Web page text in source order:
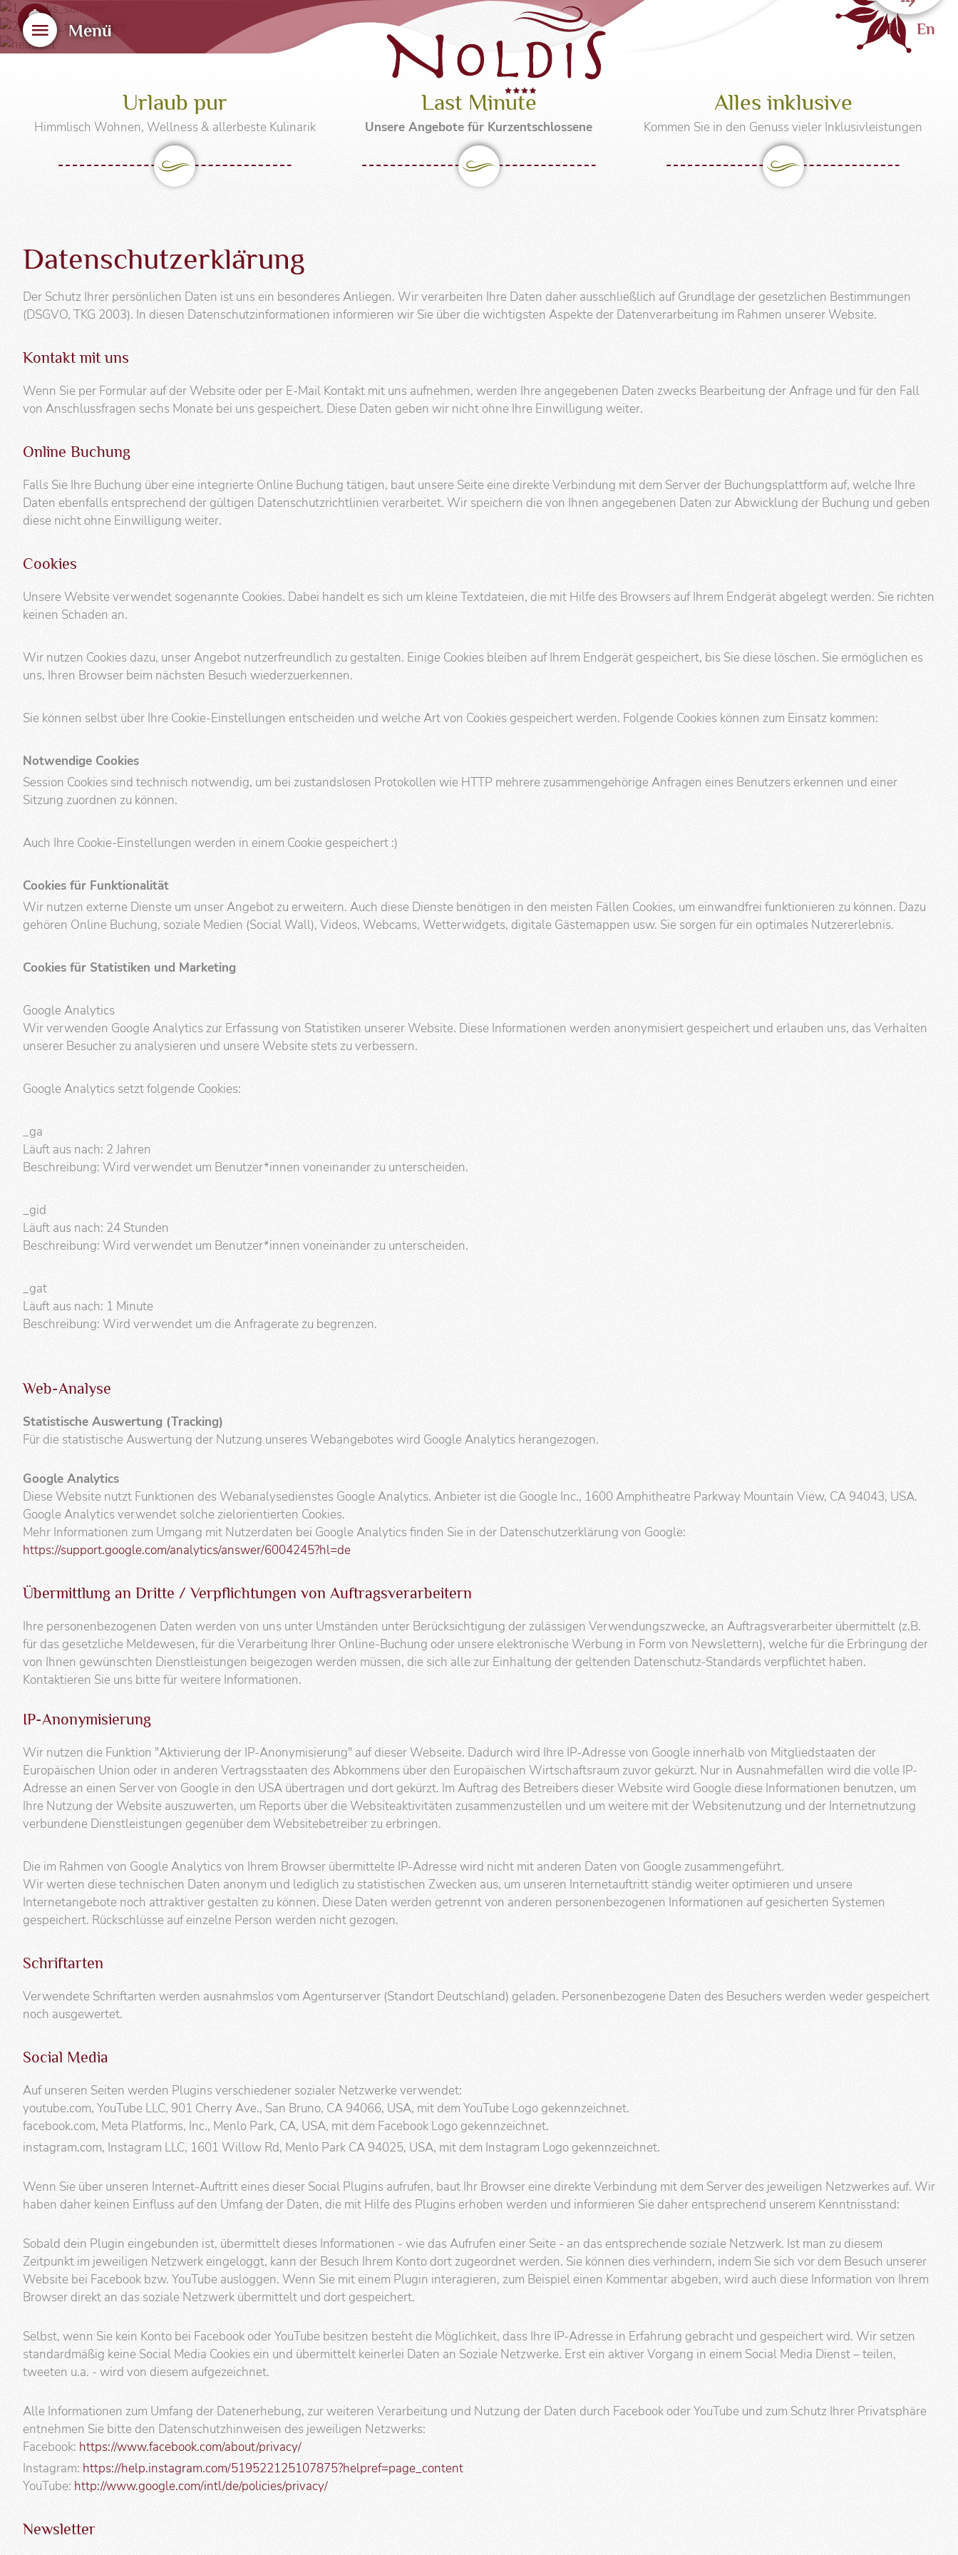
Menü De En
Wellness & Wohlfühlen
Familienextras
Wohnen & Preise
Familienzimmer
Last Minute
BikeSpezialist
Rad- & Bikeunterkunft
Touren & Trails
Super. Sommer. Card
Familienurlaub
Wanderurlaub
WinterZauber
Familienwinter
Sicher urlauben
Urlaub pur
Himmlisch Wohnen, Wellness & allerbeste Kulinarik
Last Minute
Unsere Angebote für Kurzentschlossene
Alles inklusive
Kommen Sie in den Genuss vieler Inklusivleistungen
Datenschutzerklärung
Der Schutz Ihrer persönlichen Daten ist uns ein besonderes Anliegen. Wir verarbeiten Ihre Daten daher ausschließlich auf Grundlage der gesetzlichen Bestimmungen
(DSGVO, TKG 2003). In diesen Datenschutzinformationen informieren wir Sie über die wichtigsten Aspekte der Datenverarbeitung im Rahmen unserer Website.
Kontakt mit uns
Wenn Sie per Formular auf der Website oder per E-Mail Kontakt mit uns aufnehmen, werden Ihre angegebenen Daten zwecks Bearbeitung der Anfrage und für den Fall
von Anschlussfragen sechs Monate bei uns gespeichert. Diese Daten geben wir nicht ohne Ihre Einwilligung weiter.
Online Buchung
Falls Sie Ihre Buchung über eine integrierte Online Buchung tätigen, baut unsere Seite eine direkte Verbindung mit dem Server der Buchungsplattform auf, welche Ihre
Daten ebenfalls entsprechend der gültigen Datenschutzrichtlinien verarbeitet. Wir speichern die von Ihnen angegebenen Daten zur Abwicklung der Buchung und geben
diese nicht ohne Einwilligung weiter.
Cookies
Unsere Website verwendet sogenannte Cookies. Dabei handelt es sich um kleine Textdateien, die mit Hilfe des Browsers auf Ihrem Endgerät abgelegt werden. Sie richten
keinen Schaden an.
Wir nutzen Cookies dazu, unser Angebot nutzerfreundlich zu gestalten. Einige Cookies bleiben auf Ihrem Endgerät gespeichert, bis Sie diese löschen. Sie ermöglichen es
uns, Ihren Browser beim nächsten Besuch wiederzuerkennen.
Sie können selbst über Ihre Cookie-Einstellungen entscheiden und welche Art von Cookies gespeichert werden. Folgende Cookies können zum Einsatz kommen:
Notwendige Cookies
Session Cookies sind technisch notwendig, um bei zustandslosen Protokollen wie HTTP mehrere zusammengehörige Anfragen eines Benutzers erkennen und einer
Sitzung zuordnen zu können.
Auch Ihre Cookie-Einstellungen werden in einem Cookie gespeichert :)
Cookies für Funktionalität
Wir nutzen externe Dienste um unser Angebot zu erweitern. Auch diese Dienste benötigen in den meisten Fällen Cookies, um einwandfrei funktionieren zu können. Dazu
gehören Online Buchung, soziale Medien (Social Wall), Videos, Webcams, Wetterwidgets, digitale Gästemappen usw. Sie sorgen für ein optimales Nutzererlebnis.
Cookies für Statistiken und Marketing
Google Analytics
Wir verwenden Google Analytics zur Erfassung von Statistiken unserer Website. Diese Informationen werden anonymisiert gespeichert und erlauben uns, das Verhalten
unserer Besucher zu analysieren und unsere Website stets zu verbessern.
Google Analytics setzt folgende Cookies:
_ga
Läuft aus nach: 2 Jahren
Beschreibung: Wird verwendet um Benutzer*innen voneinander zu unterscheiden.
_gid
Läuft aus nach: 24 Stunden
Beschreibung: Wird verwendet um Benutzer*innen voneinander zu unterscheiden.
_gat
Läuft aus nach: 1 Minute
Beschreibung: Wird verwendet um die Anfragerate zu begrenzen.
Web-Analyse
Statistische Auswertung (Tracking)
Für die statistische Auswertung der Nutzung unseres Webangebotes wird Google Analytics herangezogen.
Google Analytics
Diese Website nutzt Funktionen des Webanalysedienstes Google Analytics. Anbieter ist die Google Inc., 1600 Amphitheatre Parkway Mountain View, CA 94043, USA.
Google Analytics verwendet solche zielorientierten Cookies.
Mehr Informationen zum Umgang mit Nutzerdaten bei Google Analytics finden Sie in der Datenschutzerklärung von Google:
https://support.google.com/analytics/answer/6004245?hl=de
Übermittlung an Dritte / Verpflichtungen von Auftragsverarbeitern
Ihre personenbezogenen Daten werden von uns unter Umständen unter Berücksichtigung der zulässigen Verwendungszwecke, an Auftragsverarbeiter übermittelt (z.B.
für das gesetzliche Meldewesen, für die Verarbeitung Ihrer Online-Buchung oder unsere elektronische Werbung in Form von Newslettern), welche für die Erbringung der
von Ihnen gewünschten Dienstleistungen beigezogen werden müssen, die sich alle zur Einhaltung der geltenden Datenschutz-Standards verpflichtet haben.
Kontaktieren Sie uns bitte für weitere Informationen.
IP-Anonymisierung
Wir nutzen die Funktion "Aktivierung der IP-Anonymisierung" auf dieser Webseite. Dadurch wird Ihre IP-Adresse von Google innerhalb von Mitgliedstaaten der
Europäischen Union oder in anderen Vertragsstaaten des Abkommens über den Europäischen Wirtschaftsraum zuvor gekürzt. Nur in Ausnahmefällen wird die volle IP-
Adresse an einen Server von Google in den USA übertragen und dort gekürzt. Im Auftrag des Betreibers dieser Website wird Google diese Informationen benutzen, um
Ihre Nutzung der Website auszuwerten, um Reports über die Websiteaktivitäten zusammenzustellen und um weitere mit der Websitenutzung und der Internetnutzung
verbundene Dienstleistungen gegenüber dem Websitebetreiber zu erbringen.
Die im Rahmen von Google Analytics von Ihrem Browser übermittelte IP-Adresse wird nicht mit anderen Daten von Google zusammengeführt.
Wir werten diese technischen Daten anonym und lediglich zu statistischen Zwecken aus, um unseren Internetauftritt ständig weiter optimieren und unsere
Internetangebote noch attraktiver gestalten zu können. Diese Daten werden getrennt von anderen personenbezogenen Informationen auf gesicherten Systemen
gespeichert. Rückschlüsse auf einzelne Person werden nicht gezogen.
Schriftarten
Verwendete Schriftarten werden ausnahmslos vom Agenturserver (Standort Deutschland) geladen. Personenbezogene Daten des Besuchers werden weder gespeichert
noch ausgewertet.
Social Media
Auf unseren Seiten werden Plugins verschiedener sozialer Netzwerke verwendet:
youtube.com, YouTube LLC, 901 Cherry Ave., San Bruno, CA 94066, USA, mit dem YouTube Logo gekennzeichnet.
facebook.com, Meta Platforms, Inc., Menlo Park, CA, USA, mit dem Facebook Logo gekennzeichnet.
instagram.com, Instagram LLC, 1601 Willow Rd, Menlo Park CA 94025, USA, mit dem Instagram Logo gekennzeichnet.
Wenn Sie über unseren Internet-Auftritt eines dieser Social Plugins aufrufen, baut Ihr Browser eine direkte Verbindung mit dem Server des jeweiligen Netzwerkes auf. Wir
haben daher keinen Einfluss auf den Umfang der Daten, die mit Hilfe des Plugins erhoben werden und informieren Sie daher entsprechend unserem Kenntnisstand:
Sobald dein Plugin eingebunden ist, übermittelt dieses Informationen - wie das Aufrufen einer Seite - an das entsprechende soziale Netzwerk. Ist man zu diesem
Zeitpunkt im jeweiligen Netzwerk eingeloggt, kann der Besuch Ihrem Konto dort zugeordnet werden. Sie können dies verhindern, indem Sie sich vor dem Besuch unserer
Website bei Facebook bzw. YouTube ausloggen. Wenn Sie mit einem Plugin interagieren, zum Beispiel einen Kommentar abgeben, wird auch diese Information von Ihrem
Browser direkt an das soziale Netzwerk übermittelt und dort gespeichert.
Selbst, wenn Sie kein Konto bei Facebook oder YouTube besitzen besteht die Möglichkeit, dass Ihre IP-Adresse in Erfahrung gebracht und gespeichert wird. Wir setzen
standardmäßig keine Social Media Cookies ein und übermittelt keinerlei Daten an Soziale Netzwerke. Erst ein aktiver Vorgang in einem Social Media Dienst – teilen,
tweeten u.a. - wird von diesem aufgezeichnet.
Alle Informationen zum Umfang der Datenerhebung, zur weiteren Verarbeitung und Nutzung der Daten durch Facebook oder YouTube und zum Schutz Ihrer Privatsphäre
entnehmen Sie bitte den Datenschutzhinweisen des jeweiligen Netzwerks:
Facebook: https://www.facebook.com/about/privacy/
Instagram: https://help.instagram.com/519522125107875?helpref=page_content
YouTube: http://www.google.com/intl/de/policies/privacy/
Newsletter